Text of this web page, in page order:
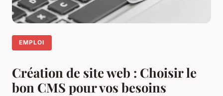
EMPLOI
Création de site web : Choisir le
bon CMS pour vos besoins